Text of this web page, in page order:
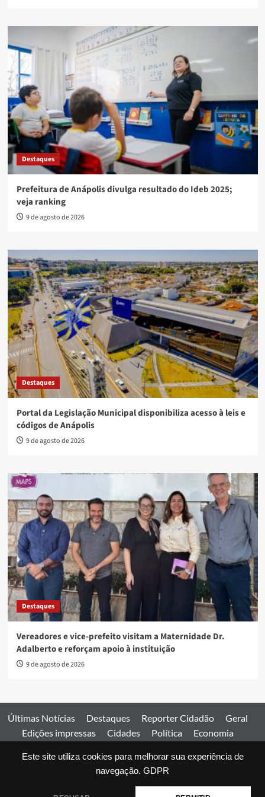
Este site utiliza cookies para melhorar sua experiência de
navegação. GDPR
Destaques
Prefeitura de Anápolis divulga resultado do Ideb 2025;
veja ranking
9 de agosto de 2026
Destaques
Portal da Legislação Municipal disponibiliza acesso à leis e
códigos de Anápolis
9 de agosto de 2026
Destaques
Vereadores e vice-prefeito visitam a Maternidade Dr.
Adalberto e reforçam apoio à instituição
9 de agosto de 2026
Últimas Notícias Destaques Reporter Cidadão
Geral
Edições impressas
Cidades Política
Economia
Comercial
Edições impressas Expediente Home